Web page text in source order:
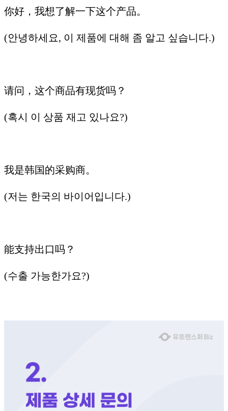
你好，我想了解一下这个产品。
(안녕하세요, 이 제품에 대해 좀 알고 싶습니다.)
请问，这个商品有现货吗？
(혹시 이 상품 재고 있나요?)
我是韩国的采购商。
(저는 한국의 바이어입니다.)
能支持出口吗？
(수출 가능한가요?)